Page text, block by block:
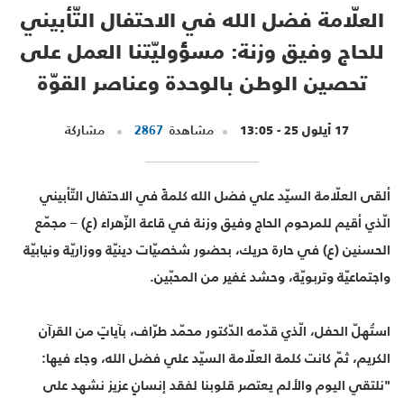
العلّامة فضل الله في الاحتفال التّأبيني
للحاج وفيق وزنة: مسؤوليّتنا العمل على
تحصين الوطن بالوحدة وعناصر القوّة
17 أيلول 25 - 13:05 مشاهدة 2867 مشاركة
ألقى العلّامة السيّد علي فضل الله كلمةً في الاحتفال التّأبيني
الّذي أقيم للمرحوم الحاج وفيق وزنة في قاعة الزّهراء (ع) – مجمّع
الحسنين (ع) في حارة حريك، بحضور شخصيّات دينيّة ووزاريّة ونيابيّة
واجتماعيّة وتربويّة، وحشد غفير من المحبّين.
استُهلّ الحفل، الّذي قدّمه الدّكتور محمّد طرّاف، بآياتٍ من القرآن
الكريم، ثمّ كانت كلمة العلّامة السيّد علي فضل الله، وجاء فيها:
"نلتقي اليوم والألم يعتصر قلوبنا لفقد إنسانٍ عزيز نشهد على